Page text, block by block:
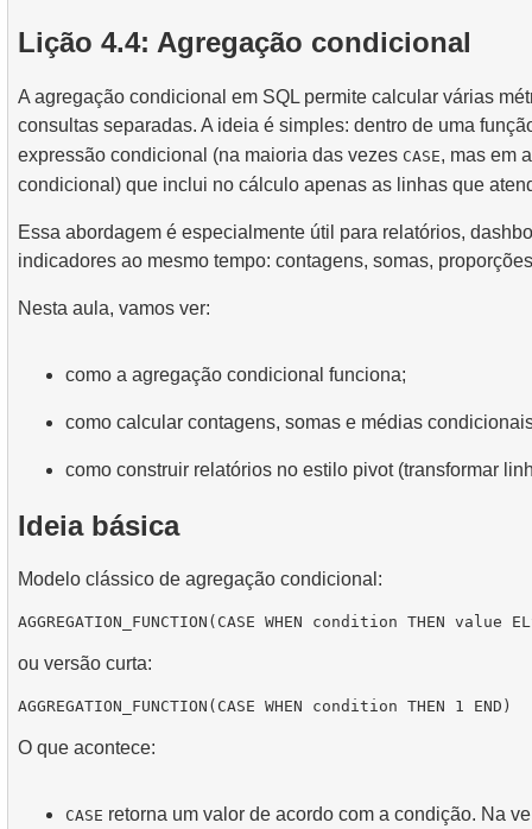
8.Cenários e Técnicas Práticas de JOIN
9.Algoritmos de Junção
Operações sobre conjuntos de dados
Introducao aos indices SQL
4. Como os Índices B-tree Funcionam
2.Encontrar a Ocupação de Voo por Tarifa
3.Mapa de Assentos da Aeronave
Lição 4.4: Agregação condicional
A agregação condicional em SQL permite calcular várias
consultas separadas. A ideia é simples: dentro de uma
expressão condicional (na maioria das vezes CASE, mas em
condicional) que inclui no cálculo apenas as linhas que
Essa abordagem é especialmente útil para relatórios,
indicadores ao mesmo tempo: contagens, somas,
Nesta aula, vamos ver:
como a agregação condicional funciona;
como calcular contagens, somas e médias
como construir relatórios no estilo pivot (transformar
Ideia básica
Modelo clássico de agregação condicional:
ou versão curta:
O que acontece:
CASE retorna um valor de acordo com a condição. Na